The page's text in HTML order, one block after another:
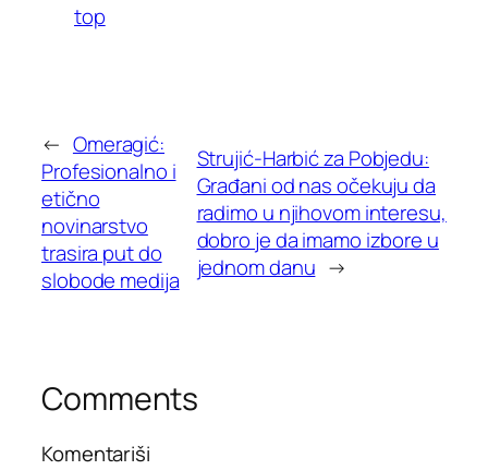
top
← Omeragić:
Profesionalno i
etično
novinarstvo
trasira put do
slobode medija
Strujić-Harbić za Pobjedu:
Građani od nas očekuju da
radimo u njihovom interesu,
dobro je da imamo izbore u
jednom danu →
Comments
Komentariši